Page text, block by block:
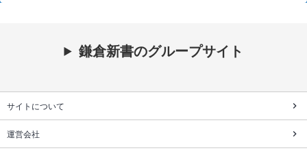
鎌倉新書のグループサイト
サイトについて
運営会社